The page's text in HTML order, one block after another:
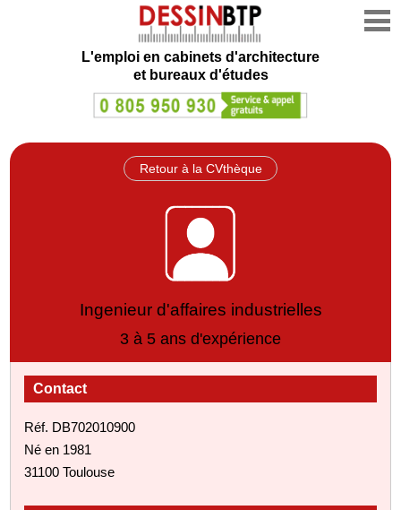
L'emploi en cabinets d'architecture
et bureaux d'études
Retour à la CVthèque
Ingenieur d'affaires industrielles
3 à 5 ans d'expérience
Contact
Réf. DB702010900
Né en 1981
31100 Toulouse